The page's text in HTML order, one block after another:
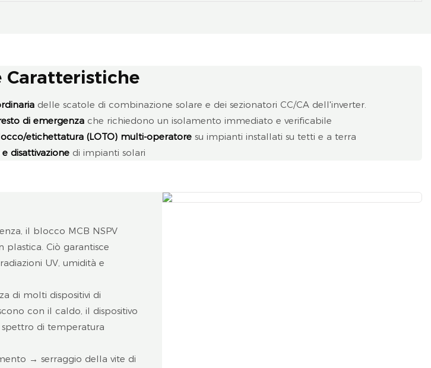
Caratteristiche
delle scatole di combinazione solare e dei sezionatori CC/CA dell'inverter.
di emergenzache richiedono un isolamento immediato e verificabile
etichettatura (LOTO) multi-operatoresu impianti installati su tetti e a terra
e disattivazionedi impianti solari
il blocco MCB NSPV
Ciò garantisce
UV, umidità e
di molti dispositivi di
con il caldo, il dispositivo
di temperatura
→ serraggio della vite di